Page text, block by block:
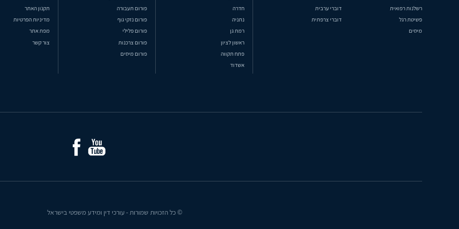
רשלנות רפואית
דוברי ערבית
פשיטת רגל
דוברי צרפתית
מיסים
חדרה
נתניה
רמת גן
ראשון לציון
פתח תקווה
אשדוד
פורום תעבורה
פורום נזקי גוף
פורום פלילי
פורום צרכנות
פורום מיסים
תקנון האתר
מדיניות הפרטיות
מפת אתר
צור קשר
© כל הזכויות שמורות - עורכי דין ומידע משפטי בישראל